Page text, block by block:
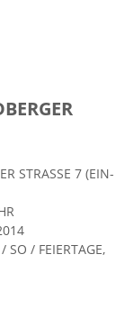
STRAS­SE 7 (EIN­
SO / FEI­ER­TA­GE,